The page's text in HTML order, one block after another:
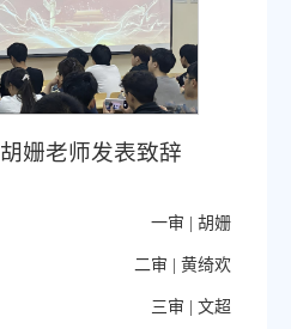
姗老师发表致辞
一审 | 胡姗
二审 | 黄绮欢
三审 | 文超